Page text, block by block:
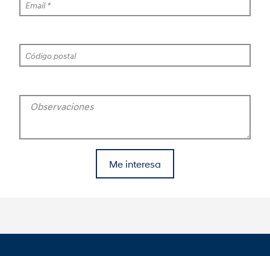
Código postal
Observaciones
Me interesa